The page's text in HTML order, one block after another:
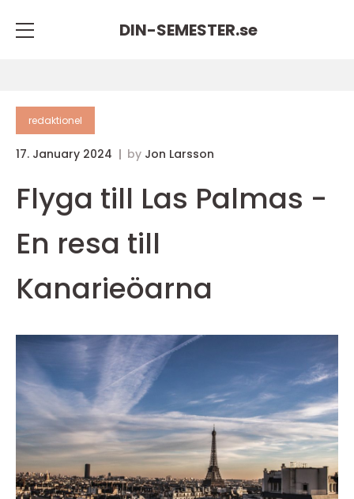
DIN-SEMESTER.se
redaktionel
17. January 2024 by Jon Larsson
Flyga till Las Palmas -
En resa till
Kanarieöarna